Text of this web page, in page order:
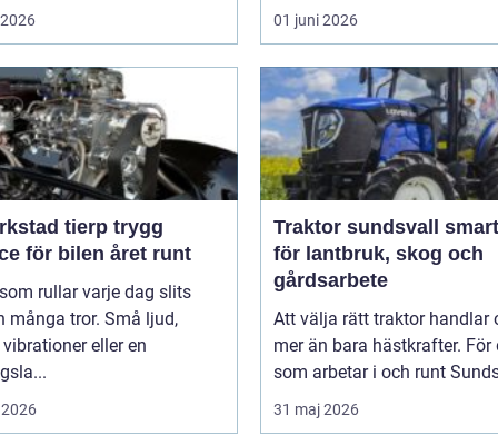
01 juni 2026
tierp trygg
för bilen året runt
rullar varje dag slits
många tror. Små ljud,
eller en
Traktor sundsvall smarta val
för lantbruk, skog och
gårdsarbete
Att välja rätt traktor handlar
mer än bara hästkrafter. För
som arbetar i och runt
31 maj 2026